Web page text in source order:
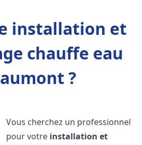
installation et
chauffe eau
?
Vous cherchez un professionnel
pour votre installation et